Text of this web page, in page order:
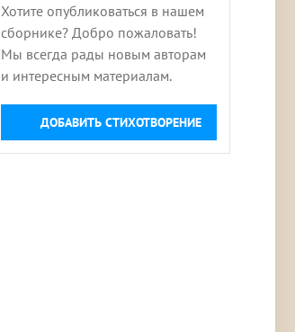
Хотите опубликоваться в нашем
сборнике? Добро пожаловать!
Мы всегда рады новым авторам
и интересным материалам.
ДОБАВИТЬ СТИХОТВОРЕНИЕ